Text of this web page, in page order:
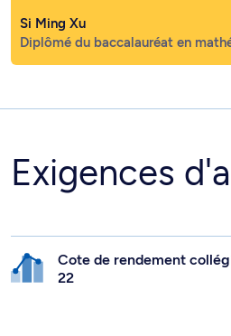
Si Ming Xu
Diplômé du baccalauréat en
Exigences
Cote de rendement
22